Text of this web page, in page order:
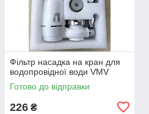
Фільтр насадка на кран для
водопровідної води VMV
Готово до відправки
226 ₴